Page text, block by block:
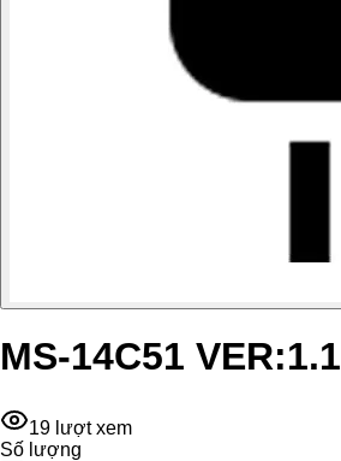
MS-14C51 VER:1.1
19 lượt xem
Số lượng